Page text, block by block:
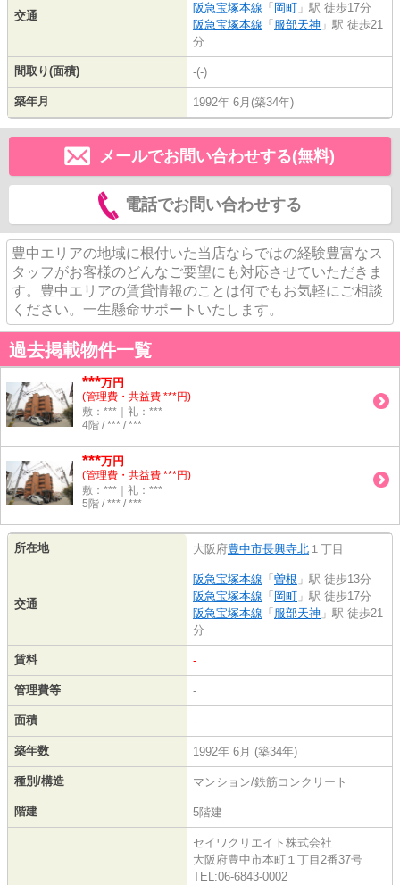
交通
阪急宝塚本線 「 岡町 」駅 徒歩17分
阪急宝塚本線 「 服部天神 」駅 徒歩21
分
間取り(面積) -(-)
築年月 1992年 6月(築34年)
メールでお問い合わせする(無料)
電話でお問い合わせする
豊中エリアの地域に根付いた当店ならではの経験豊富なス
タッフがお客様のどんなご要望にも対応させていただきま
す。豊中エリアの賃貸情報のことは何でもお気軽にご相談
ください。一生懸命サポートいたします。
過去掲載物件一覧
***万円
(管理費・共益費 ***円)
敷：***｜礼：***
4階 / *** / ***
***万円
(管理費・共益費 ***円)
敷：***｜礼：***
5階 / *** / ***
所在地 大阪府豊中市長興寺北 １丁目
交通
阪急宝塚本線 「 曽根 」駅 徒歩13分
阪急宝塚本線 「 岡町 」駅 徒歩17分
阪急宝塚本線 「 服部天神 」駅 徒歩21
分
賃料 -
管理費等 -
面積 -
築年数 1992年 6月 (築34年)
種別/構造 マンション/鉄筋コンクリート
階建 5階建
セイワクリエイト株式会社
大阪府豊中市本町１丁目2番37号
TEL:06-6843-0002